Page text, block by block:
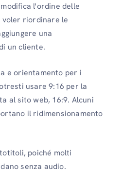
l'ordine delle
voler riordinare le
una
un cliente.
e orientamento per i
usare 9:16 per la
al sito web, 16:9. Alcuni
il ridimensionamento
poiché molti
senza audio.